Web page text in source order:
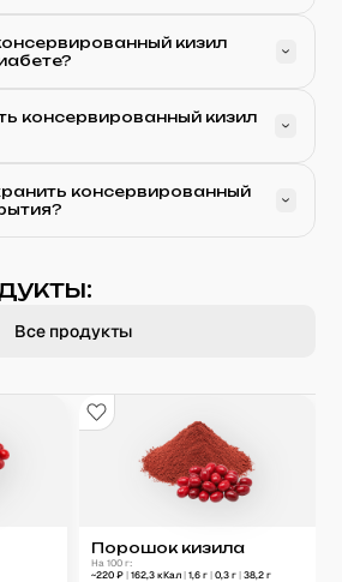
кизил
консервированный кизил
консервированный
Все продукты
Порошок кизила
На 100 г:
~220 ₽ | 162,3 кКал | 1,6 г | 0,3 г | 38,2 г